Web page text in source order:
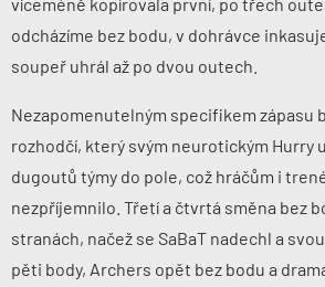
odcházíme bez bodu, v dohrávce
soupeř uhrál až po dvou outech.
Nezapomenutelným specifikem zápasu
rozhodčí, který svým neurotickým Hurry
dugoutů týmy do pole, což hráčům i
nezpříjemnilo. Třetí a čtvrtá směna bez
stranách, načež se SaBaT nadechl a
pěti body, Archers opět bez bodu a